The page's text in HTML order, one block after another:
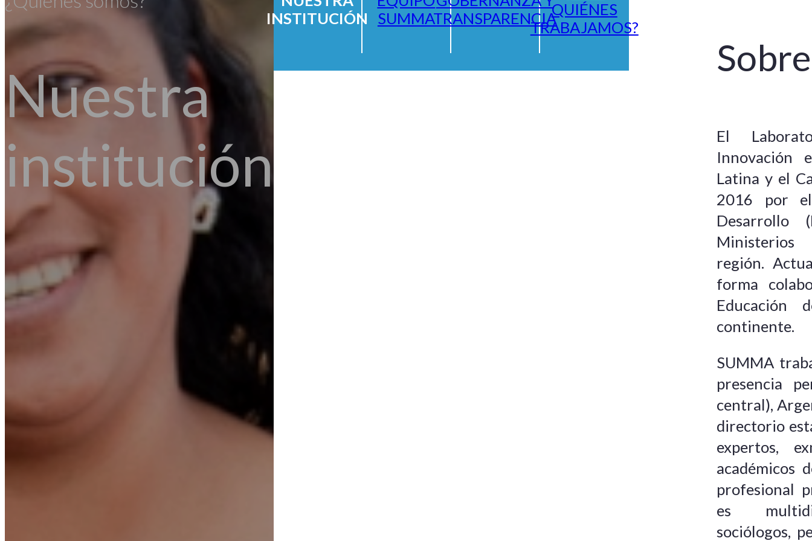
Nuestra
institución
INSTITUCIÓN
SUMMATRANSPARENCIAQUIÉNES
TRABAJAMOS?
Sobre
El
Innovación
Latina y el
2016 por
Desarrollo
región.
forma
continente.
SUMMA
presencia
central),
directorio
expertos,
académicos
profesional
es
sociólogos,